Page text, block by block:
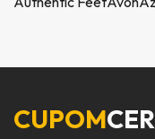
CUPOM